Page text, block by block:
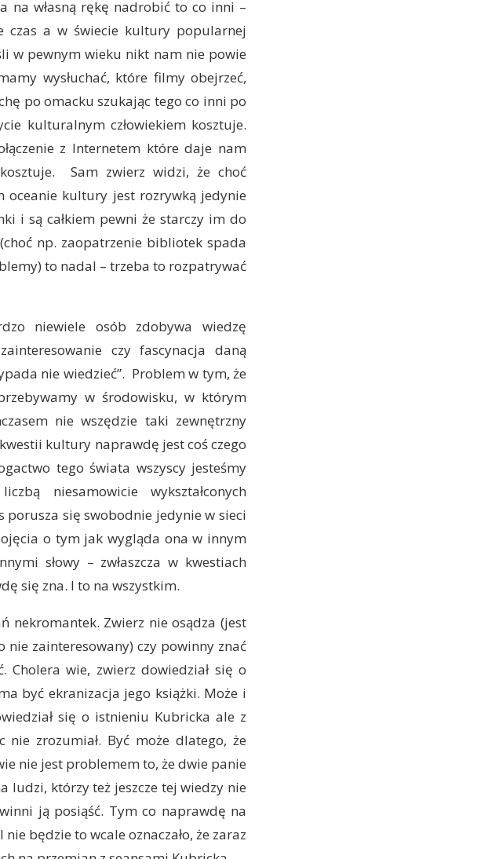
na własną rękę nadrobić to co inni –
czas a w świecie kultury popularnej
w pewnym wieku nikt nam nie powie
wysłuchać, które filmy obejrzeć,
po omacku szukając tego co inni po
kulturalnym człowiekiem kosztuje.
z Internetem które daje nam
Sam zwierz widzi, że choć
oceanie kultury jest rozrywką jedynie
i są całkiem pewni że starczy im do
np. zaopatrzenie bibliotek spada
to nadal – trzeba to rozpatrywać
niewiele osób zdobywa wiedzę
czy fascynacja daną
nie wiedzieć”. Problem w tym, że
w środowisku, w którym
nie wszędzie taki zewnętrzny
kultury naprawdę jest coś czego
tego świata wszyscy jesteśmy
niesamowicie wykształconych
porusza się swobodnie jedynie w sieci
o tym jak wygląda ona w innym
słowy – zwłaszcza w kwestiach
się zna. I to na wszystkim.
nekromantek. Zwierz nie osądza (jest
zainteresowany) czy powinny znać
Cholera wie, zwierz dowiedział się o
być ekranizacja jego książki. Może i
się o istnieniu Kubricka ale z
nie zrozumiał. Być może dlatego, że
nie jest problemem to, że dwie panie
ludzi, którzy też jeszcze tej wiedzy nie
ją posiąść. Tym co naprawdę na
będzie to wcale oznaczało, że zaraz